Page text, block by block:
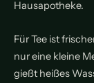
Hausapotheke.
Für Tee ist
nur eine kleine
gießt heißes